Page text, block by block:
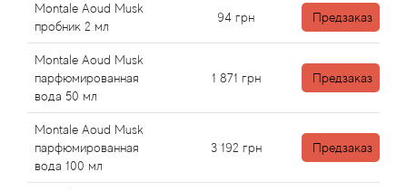
Montale Aoud Musk
пробник 2 мл
94 грн Предзаказ
Montale Aoud Musk
парфюмированная
вода 50 мл
1 871 грн Предзаказ
Montale Aoud Musk
парфюмированная
вода 100 мл
3 192 грн Предзаказ
American Crew
Amouage
Amouroud
Andre L'Arom